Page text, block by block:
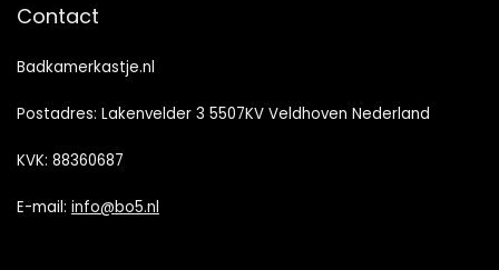
Contact
Badkamerkastje.nl
Postadres: Lakenvelder 3 5507KV Veldhoven Nederland
KVK: 88360687
E-mail: info@bo5.nl